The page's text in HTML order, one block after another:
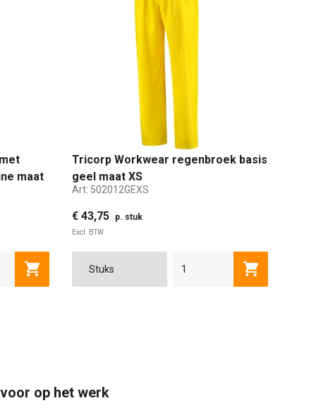
maat
2XL 3XL
Toevoegen aan winkelwagen
Tricorp Workwear regenbroek basis
geel maat XS
Art: 502012GEXS
€ 43,75 p. stuk
Excl. BTW
Toevoegen
op het werk